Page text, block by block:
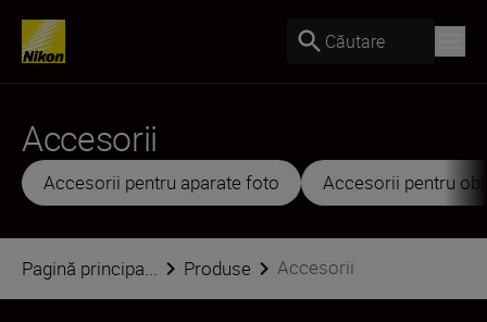
Căutare
Accesorii
Accesorii pentru aparate foto Accesorii pentru
Pagină principa... Produse Accesorii